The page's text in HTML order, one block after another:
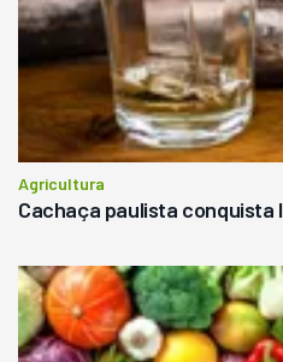
Agricultura
Cachaça paulista conquista